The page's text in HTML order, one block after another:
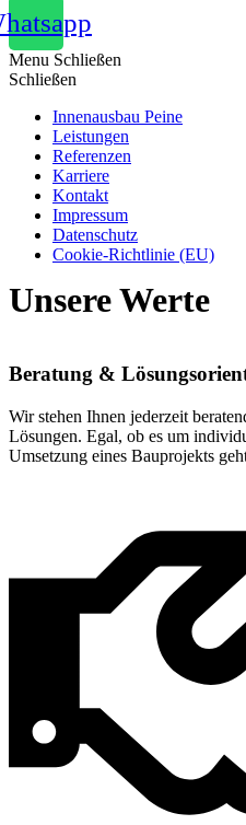
Menu Schließen
Schließen
Innenausbau Peine
Leistungen
Referenzen
Karriere
Kontakt
Impressum
Datenschutz
Cookie-Richtlinie (EU)
Unsere Werte
Beratung &
Wir stehen Ihnen jederzeit
Lösungen. Egal, ob es um
Umsetzung eines Bauprojekts